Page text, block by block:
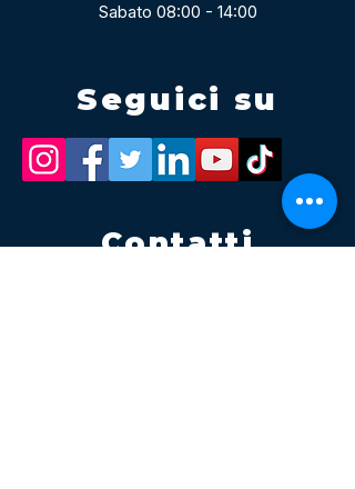
Sabato 08:00 - 14:00
Seguici su
Contatti